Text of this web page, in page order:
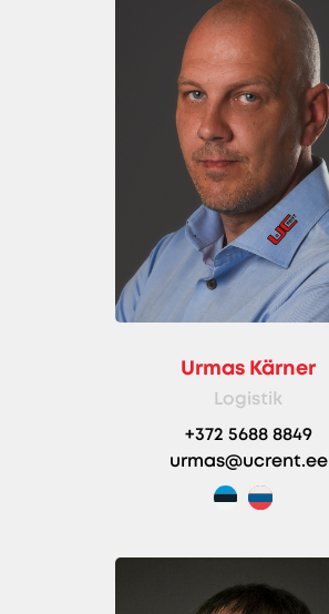
Urmas Kärner
Logistik
+372 5688 8849
urmas@ucrent.ee